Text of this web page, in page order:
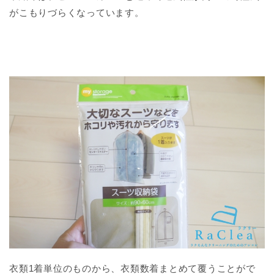
がこもりづらくなっています。
衣類1着単位のものから、衣類数着まとめて覆うことがで